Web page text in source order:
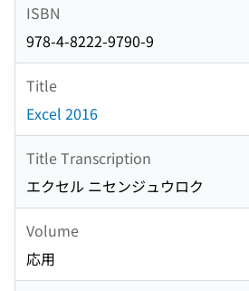
ISBN
978-4-8222-9790-9
Title
Excel 2016
Title Transcription
エクセル ニセンジュウロク
Volume
応用